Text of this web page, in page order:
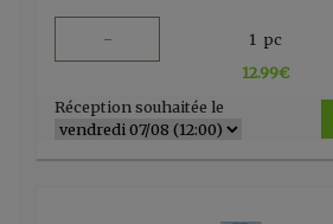
- 1 pc
12.99€
Réception souhaitée le